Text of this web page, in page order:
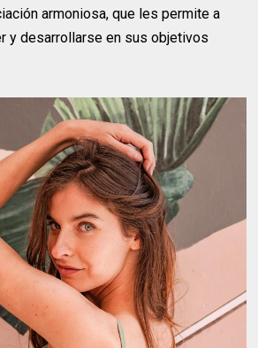
armoniosa, que les permite a
y desarrollarse en sus objetivos